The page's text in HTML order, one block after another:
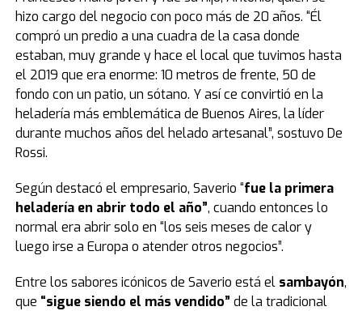
hizo cargo del negocio con poco más de 20 años. “Él
compró un predio a una cuadra de la casa donde
estaban, muy grande y hace el local que tuvimos hasta
el 2019 que era enorme: 10 metros de frente, 50 de
fondo con un patio, un sótano. Y así ce convirtió en la
heladería más emblemática de Buenos Aires, la líder
durante muchos años del helado artesanal”, sostuvo De
Rossi.
Según destacó el empresario, Saverio “fue la primera
heladería en abrir todo el año”, cuando entonces lo
normal era abrir solo en “los seis meses de calor y
luego irse a Europa o atender otros negocios”.
Entre los sabores icónicos de Saverio está el sambayón,
que “sigue siendo el más vendido” de la tradicional